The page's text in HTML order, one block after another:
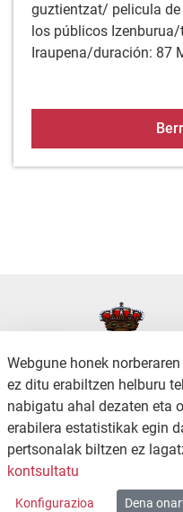
guztientzat/ pelicula
los públicos Izenburua/
Iraupena/duración: 87
KONTAKTUA
Webgune honek
ez ditu erabiltzen helburu
nabigatu ahal dezaten eta
erabilera estatistikak egin
pertsonalak biltzen ez
kontsultatu
Konfigurazioa Dena